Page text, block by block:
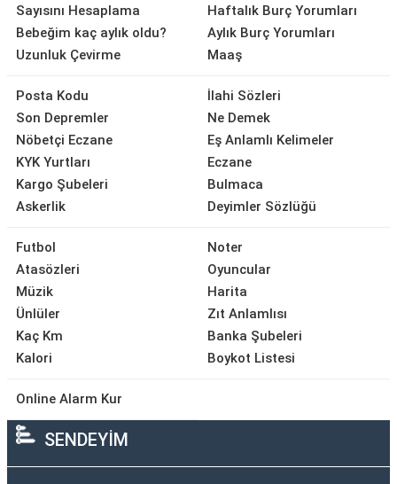
Sayısını Hesaplama
Bebeğim kaç aylık oldu?
Uzunluk Çevirme
Haftalık Burç Yorumları
Aylık Burç Yorumları
Maaş
Posta Kodu
Son Depremler
Nöbetçi Eczane
KYK Yurtları
Kargo Şubeleri
Askerlik
İlahi Sözleri
Ne Demek
Eş Anlamlı Kelimeler
Eczane
Bulmaca
Deyimler Sözlüğü
Futbol
Atasözleri
Müzik
Ünlüler
Kaç Km
Kalori
Noter
Oyuncular
Harita
Zıt Anlamlısı
Banka Şubeleri
Boykot Listesi
Online Alarm Kur
SENDEYİM